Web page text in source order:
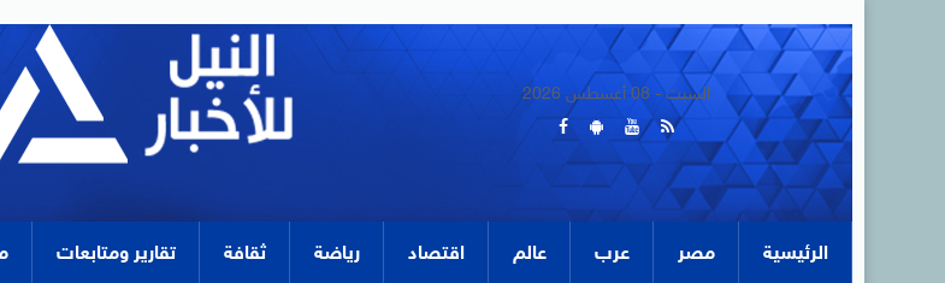
السبت - 08 أغسطس 2026
الرئيسية مصر عرب عالم اقتصاد رياضة ثقافة تقارير ومتابعات